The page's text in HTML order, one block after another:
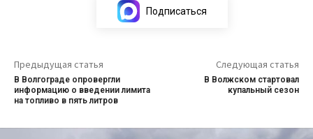
Подписаться
Предыдущая статья
В Волгограде опровергли
информацию о введении лимита
на топливо в пять литров
Следующая статья
В Волжском стартовал
купальный сезон